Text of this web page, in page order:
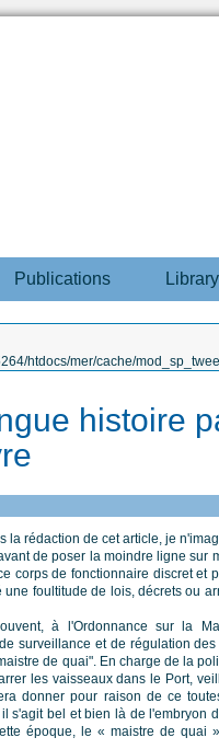
Publications Library
htdocs/mer/cache/
histoire
la rédaction de cet article, je
de poser la moindre ligne sur
corps de fonctionnaire discret et
une foultitude de lois, décrets ou
à l'Ordonnance sur la
surveillance et de régulation des
de quai". En charge de la
les vaisseaux dans le Port,
donner pour raison de ce
s'agit bel et bien là de l'embryon
époque, le « maistre de quai